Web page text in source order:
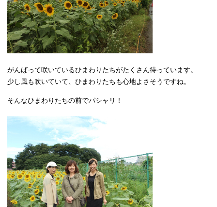
がんばって咲いているひまわりたちがたくさん待っています。
少し風も吹いていて、ひまわりたちも心地よさそうですね。
そんなひまわりたちの前でパシャリ！